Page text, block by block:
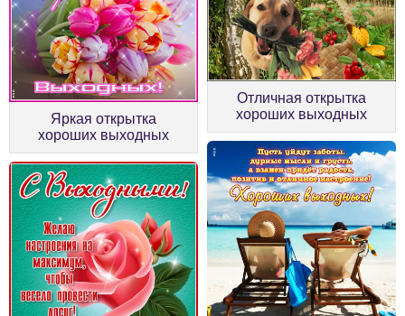
Яркая открытка
хороших выходных
Отличная открытка
хороших выходных